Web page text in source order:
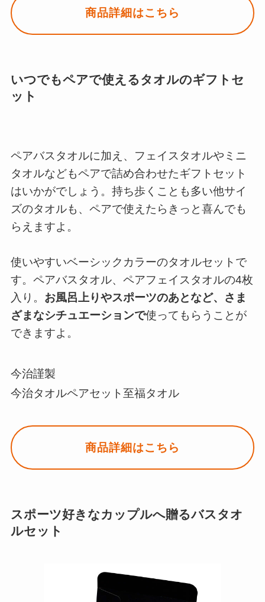
商品詳細はこちら
いつでもペアで使えるタオルのギフトセ
ット
ペアバスタオルに加え、フェイスタオルやミニ
タオルなどもペアで詰め合わせたギフトセット
はいかがでしょう。持ち歩くことも多い他サイ
ズのタオルも、ペアで使えたらきっと喜んでも
らえますよ。
使いやすいベーシックカラーのタオルセットで
す。ペアバスタオル、ペアフェイスタオルの4枚
入り。 お風呂上りやスポーツのあとなど、さま
ざまなシチュエーションで使ってもらうことが
できますよ。
今治謹製
今治タオルペアセット至福タオル
商品詳細はこちら
スポーツ好きなカップルへ贈るバスタオ
ルセット